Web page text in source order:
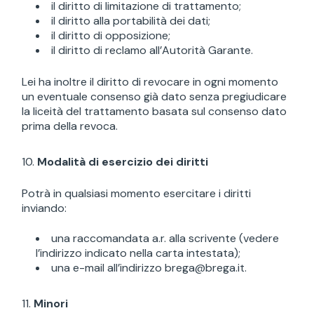
il diritto di limitazione di trattamento;
il diritto alla portabilità dei dati;
il diritto di opposizione;
il diritto di reclamo all’Autorità Garante.
Lei ha inoltre il diritto di revocare in ogni momento
un eventuale consenso già dato senza pregiudicare
la liceità del trattamento basata sul consenso dato
prima della revoca.
Modalità di esercizio dei diritti
Potrà in qualsiasi momento esercitare i diritti
inviando:
una raccomandata a.r. alla scrivente (vedere
l’indirizzo indicato nella carta intestata);
una e-mail all’indirizzo brega@brega.it.
Minori